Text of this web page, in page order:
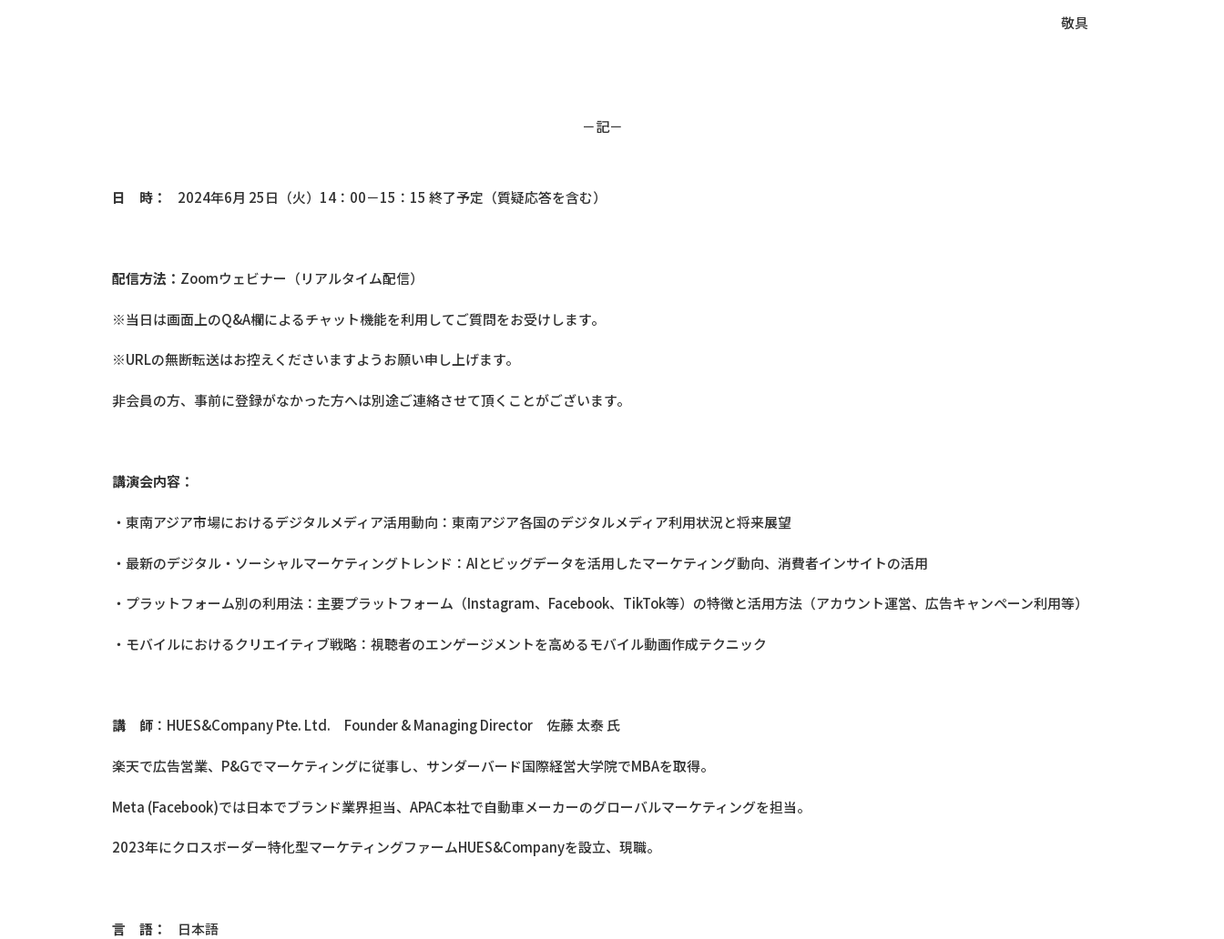
敬具
－記－
日 時： 2024年6月 25日（火）14：00－15：15 終了予定（質疑応答を含む）
配信方法： Zoomウェビナー（リアルタイム配信）
※当日は画面上のQ&A欄によるチャット機能を利用してご質問をお受けします。
※URLの無断転送はお控えくださいますようお願い申し上げます。
非会員の方、事前に登録がなかった方へは別途ご連絡させて頂くことがございます。
講演会内容：
・東南アジア市場におけるデジタルメディア活用動向：東南アジア各国のデジタルメディア利用状況と将来展望
・最新のデジタル・ソーシャルマーケティングトレンド：AIとビッグデータを活用したマーケティング動向、消費者インサイトの活用
・プラットフォーム別の利用法：主要プラットフォーム（Instagram、Facebook、TikTok等）の特徴と活用方法（アカウント運営、広告キャンペーン利用等）
・モバイルにおけるクリエイティブ戦略：視聴者のエンゲージメントを高めるモバイル動画作成テクニック
講 師 ：HUES&Company Pte. Ltd. Founder & Managing Director 佐藤 太泰 氏
楽天で広告営業、P&Gでマーケティングに従事し、サンダーバード国際経営大学院でMBAを取得。
Meta (Facebook)では日本でブランド業界担当、APAC本社で自動車メーカーのグローバルマーケティングを担当。
2023年にクロスボーダー特化型マーケティングファームHUES&Companyを設立、現職。
言 語： 日本語